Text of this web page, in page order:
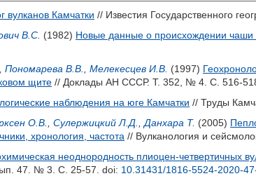
вулканов Камчатки // Известия Государственного
В.С. (1982) Новые данные о происхождении чаши
Пономарева В.В. Мелекесцев И.В. (1997)
щите // Доклады АН СССР. Т. 352, № 4. С. 516-
наблюдения на юге Камчатки // Труды
О.В. Сулержицкий Л.Д. Данхара Т. (2005)
хронология, частота // Вулканология и
неоднородность плиоцен-четвертичных
47. № 3. С. 25-57. doi: 10.31431/1816-5524-2020-